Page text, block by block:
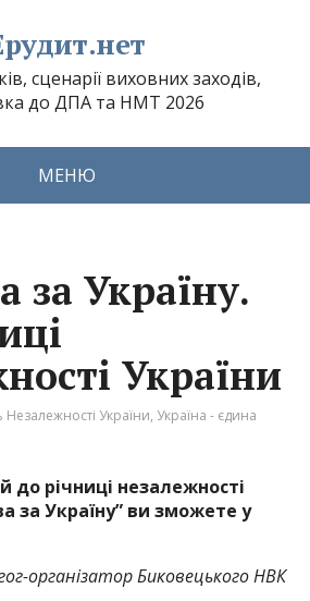
сценарії виховних заходів,
до ДПА та НМТ 2026
МЕНЮ
за Україну.
України
Незалежності України, Україна - єдина
до річниці незалежності
за Україну” ви зможете у
організатор Биковецького НВК